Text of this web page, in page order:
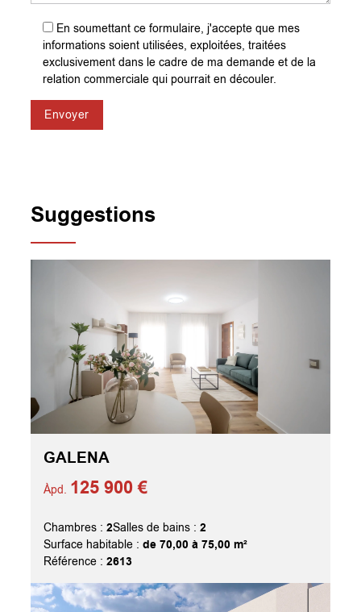
En soumettant ce formulaire, j'accepte que mes
informations soient utilisées, exploitées, traitées
exclusivement dans le cadre de ma demande et de la
relation commerciale qui pourrait en découler.
Envoyer
Suggestions
GALENA
Àpd. 125 900 €
Chambres :2Salles de bains :2
Surface habitable :de 70,00 à 75,00 m²
Référence :2613